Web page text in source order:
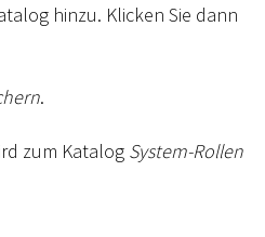
hinzu. Klicken Sie dann
.
zum Katalog System-Rollen